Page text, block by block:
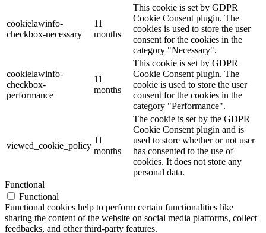
cookielawinfo-
checkbox-necessary
11
months
This cookie is set by GDPR
Cookie Consent plugin. The
cookies is used to store the user
consent for the cookies in the
category "Necessary".
cookielawinfo-
checkbox-
performance
11
months
This cookie is set by GDPR
Cookie Consent plugin. The
cookie is used to store the user
consent for the cookies in the
category "Performance".
viewed_cookie_policy
11
months
The cookie is set by the GDPR
Cookie Consent plugin and is
used to store whether or not user
has consented to the use of
cookies. It does not store any
personal data.
Functional
Functional
Functional cookies help to perform certain functionalities like
sharing the content of the website on social media platforms, collect
feedbacks, and other third-party features.